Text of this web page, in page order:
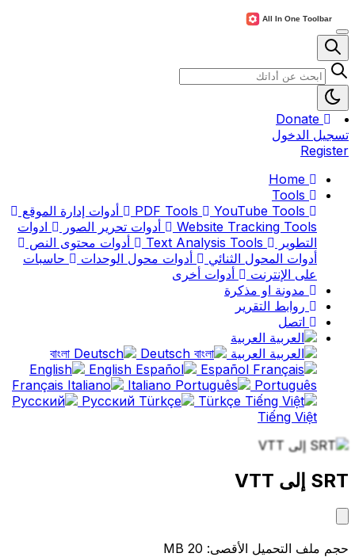
تسجيل الدخول
Register
YouTube Tools
أدوات إدارة الموقع
Website Tracking Tools
أدوات تحرير الصور
ادوات
التطوير
أدوات محتوى النص
أدوات المحول الثنائي
أدوات محول الوحدات
حاسبات
على الإنترنت
أدوات أخرى
مدونة او مذكرة
روابط التقرير
اتصل
العربية
العربية
Deutsch
English
Español
Français
Italiano
Português
Русский
Türkçe
Tiếng Việt
SRT إلى VTT
حجم ملف التحميل الأقصى: 20 MB